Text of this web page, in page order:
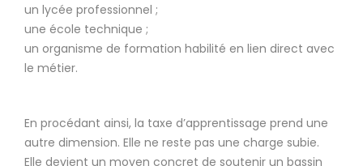
un lycée professionnel ;
une école technique ;
un organisme de formation habilité en lien direct avec
le métier.
En procédant ainsi, la taxe d’apprentissage prend une
autre dimension. Elle ne reste pas une charge subie.
Elle devient un moyen concret de soutenir un bassin